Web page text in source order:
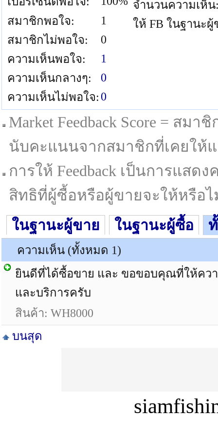
สมาชิกพอใจ:
1
สมาชิกไม่พอใจ:
0
ความเห็นพอใจ:
1
ความเห็นกลางๆ:
0
ความเห็นไม่พอใจ: 0
จำนวนความเห็น
ให้ FB ในฐานะผู้
Market Feedback Score = สม
นับคะแนนจากสมาชิกที่เคยให้
การให้ Feedback เป็นการแส
สิทธิที่ผู้ซื้อหรือผู้ขายจะให้หรือไ
ในฐานะผู้ขาย ในฐานะผู้ซื้อ
ความเห็น (ทั้งหมด 1)
ยินดีที่ได้ซื้อขาย และ ขอขอบคุณที่ให้ควา
และบริการครับ
สินค้า: WH8000
บนสุด